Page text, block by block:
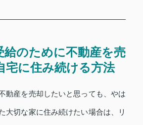
給のために不動産を売
宅に住み続ける方法
動産を売却したいと思っても、やは
大切な家に住み続けたい場合は、リ